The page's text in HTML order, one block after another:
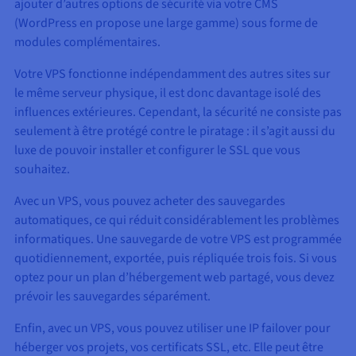
ajouter d’autres options de sécurité via votre CMS
(WordPress en propose une large gamme) sous forme de
modules complémentaires.
Votre VPS fonctionne indépendamment des autres sites sur
le même serveur physique, il est donc davantage isolé des
influences extérieures. Cependant, la sécurité ne consiste pas
seulement à être protégé contre le piratage : il s’agit aussi du
luxe de pouvoir installer et configurer le SSL que vous
souhaitez.
Avec un VPS, vous pouvez acheter des sauvegardes
automatiques, ce qui réduit considérablement les problèmes
informatiques. Une sauvegarde de votre VPS est programmée
quotidiennement, exportée, puis répliquée trois fois. Si vous
optez pour un plan d’hébergement web partagé, vous devez
prévoir les sauvegardes séparément.
Enfin, avec un VPS, vous pouvez utiliser une IP failover pour
héberger vos projets, vos certificats SSL, etc. Elle peut être